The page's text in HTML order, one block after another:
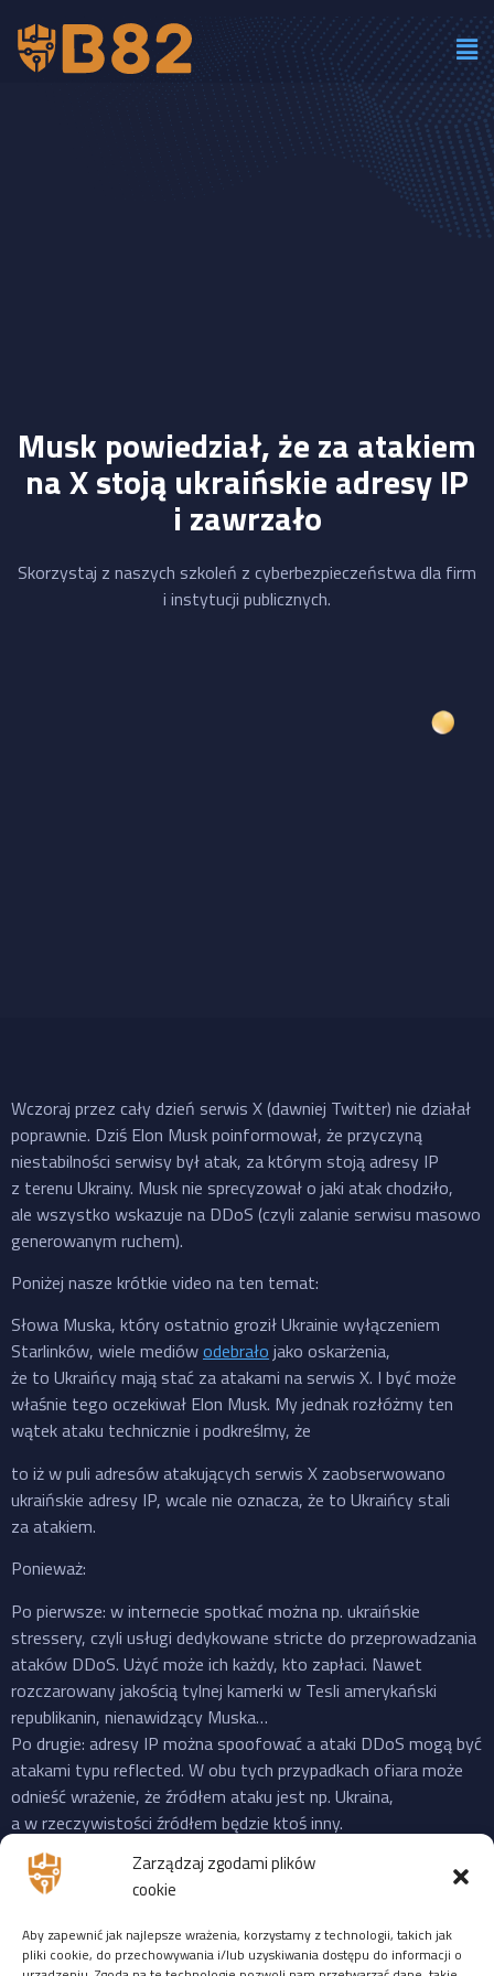
Zarządzaj zgodami plików
cookie
Aby zapewnić jak najlepsze wrażenia, korzystamy z technologii, takich jak
pliki cookie, do przechowywania i/lub uzyskiwania dostępu do informacji o
Musk powiedział, że za atakiem
na X stoją ukraińskie adresy IP
i zawrzało
Skorzystaj z naszych szkoleń z cyberbezpieczeństwa dla firm
i instytucji publicznych.
Wczoraj przez cały dzień serwis X (dawniej Twitter) nie działał
poprawnie. Dziś Elon Musk poinformował, że przyczyną
niestabilności serwisy był atak, za którym stoją adresy IP
z terenu Ukrainy. Musk nie sprecyzował o jaki atak chodziło,
ale wszystko wskazuje na DDoS (czyli zalanie serwisu masowo
generowanym ruchem).
Poniżej nasze krótkie video na ten temat:
Słowa Muska, który ostatnio groził Ukrainie wyłączeniem
Starlinków, wiele mediówodebrało jako oskarżenia,
że to Ukraińcy mają stać za atakami na serwis X. I być może
właśnie tego oczekiwał Elon Musk. My jednak rozłóżmy ten
wątek ataku technicznie i podkreślmy, że
to iż w puli adresów atakujących serwis X zaobserwowano
ukraińskie adresy IP, wcale nie oznacza, że to Ukraińcy stali
za atakiem.
Ponieważ:
Po pierwsze: w internecie spotkać można np. ukraińskie
stressery, czyli usługi dedykowane stricte do przeprowadzania
ataków DDoS. Użyć może ich każdy, kto zapłaci. Nawet
rozczarowany jakością tylnej kamerki w Tesli amerykański
republikanin, nienawidzący Muska…
Po drugie: adresy IP można spoofować a ataki DDoS mogą być
atakami typu reflected. W obu tych przypadkach ofiara może
odnieść wrażenie, że źródłem ataku jest np. Ukraina,
a w rzeczywistości źródłem będzie ktoś inny.
Po trzecie: do ataku na X “przyznała się” propalestyńska grupa
o cudownej nazwie “Mroczna Burza”, która powstała jeszcze
w 2023 i ma na swoim koncie ataki na cele zarówno w US,
Izraelu czy EU. Ale podobnie jak Musk, grupy “hakerskie” też
często mijają się z prawdą, więc niekoniecznie trzeba ufać